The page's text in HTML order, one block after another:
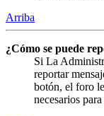
Arriba
¿Cómo se puede
Si La
reportar
botón, el foro
necesarios